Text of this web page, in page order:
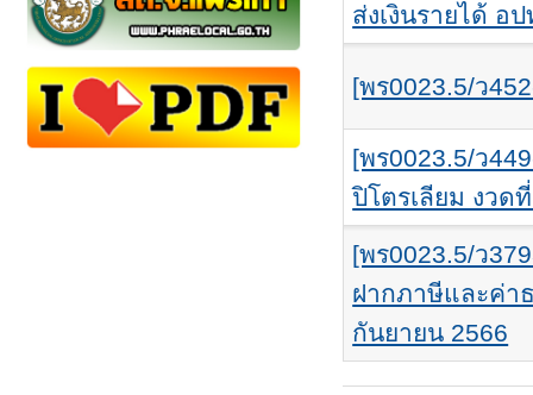
ส่งเงินรายได้ อ
[พร0023.5/ว
[พร0023.5/ว
ปิโตรเลียม งวด
[พร0023.5/ว
ฝากภาษีและค่า
กันยายน 2566